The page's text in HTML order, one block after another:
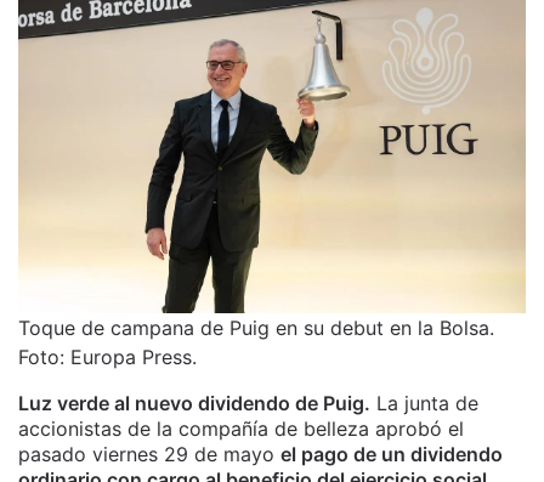
Toque de campana de Puig en su debut en la Bolsa.
Foto: Europa Press.
Luz verde al nuevo dividendo de Puig. La junta de
accionistas de la compañía de belleza aprobó el
pasado viernes 29 de mayo el pago de un dividendo